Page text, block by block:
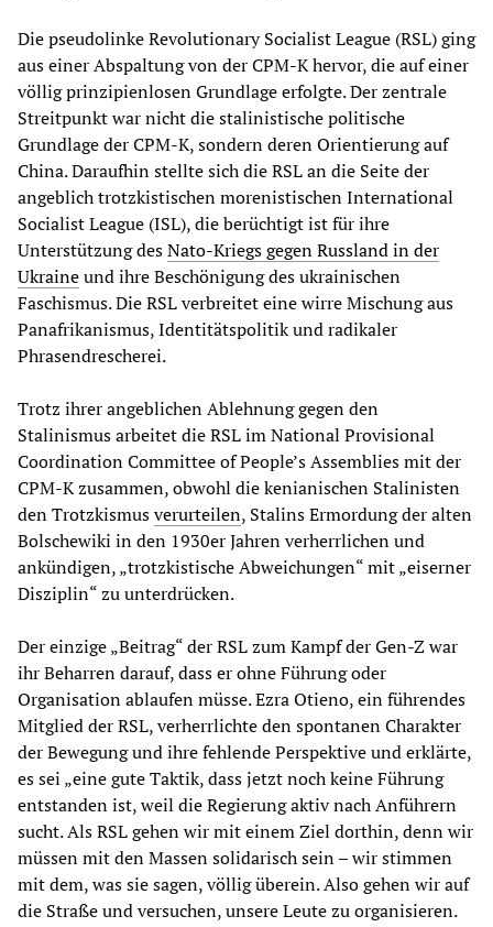
Die pseudolinke Revolutionary Socialist League (RSL) ging
aus einer Abspaltung von der CPM-K hervor, die auf einer
völlig prinzipienlosen Grundlage erfolgte. Der zentrale
Streitpunkt war nicht die stalinistische politische
Grundlage der CPM-K, sondern deren Orientierung auf
China. Daraufhin stellte sich die RSL an die Seite der
angeblich trotzkistischen morenistischen International
Socialist League (ISL), die berüchtigt ist für ihre
Unterstützung desNato-Kriegs gegen Russland in der
Ukraineund ihre Beschönigung des ukrainischen
Faschismus. Die RSL verbreitet eine wirre Mischung aus
Panafrikanismus, Identitätspolitik und radikaler
Phrasendrescherei.
Trotz ihrer angeblichen Ablehnung gegen den
Stalinismus arbeitet die RSL im National Provisional
Coordination Committee of People’s Assemblies mit der
CPM-K zusammen, obwohl die kenianischen Stalinisten
den Trotzkismusverurteilen, Stalins Ermordung der alten
Bolschewiki in den 1930er Jahren verherrlichen und
ankündigen, „trotzkistische Abweichungen“ mit „eiserner
Disziplin“ zu unterdrücken.
Der einzige „Beitrag“ der RSL zum Kampf der Gen-Z war
ihr Beharren darauf, dass er ohne Führung oder
Organisation ablaufen müsse. Ezra Otieno, ein führendes
Mitglied der RSL, verherrlichte den spontanen Charakter
der Bewegung und ihre fehlende Perspektive und erklärte,
es sei „eine gute Taktik, dass jetzt noch keine Führung
entstanden ist, weil die Regierung aktiv nach Anführern
sucht. Als RSL gehen wir mit einem Ziel dorthin, denn wir
müssen mit den Massen solidarisch sein – wir stimmen
mit dem, was sie sagen, völlig überein. Also gehen wir auf
die Straße und versuchen, unsere Leute zu organisieren.